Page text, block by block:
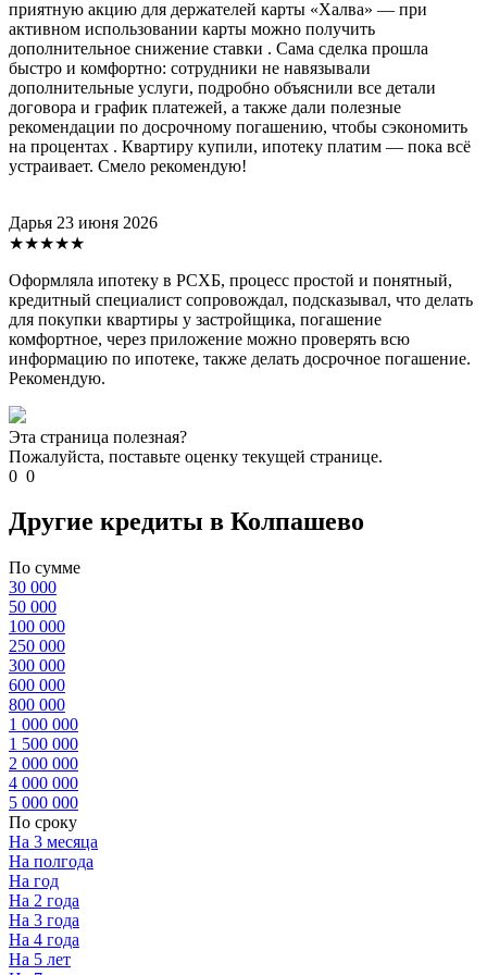
приятную акцию для держателей карты «Халва» — при
активном использовании карты можно получить
дополнительное снижение ставки . Сама сделка прошла
быстро и комфортно: сотрудники не навязывали
дополнительные услуги, подробно объяснили все детали
договора и график платежей, а также дали полезные
рекомендации по досрочному погашению, чтобы сэкономить
на процентах . Квартиру купили, ипотеку платим — пока всё
устраивает. Смело рекомендую!
Дарья 23 июня 2026
★★★★★
Оформляла ипотеку в РСХБ, процесс простой и понятный,
кредитный специалист сопровождал, подсказывал, что делать
для покупки квартиры у застройщика, погашение
комфортное, через приложение можно проверять всю
информацию по ипотеке, также делать досрочное погашение.
Рекомендую.
Эта страница полезная?
Пожалуйста, поставьте оценку текущей странице.
0 0
Другие кредиты в Колпашево
По сумме
30 000
50 000
100 000
250 000
300 000
600 000
800 000
1 000 000
1 500 000
2 000 000
4 000 000
5 000 000
По сроку
На 3 месяца
На полгода
На год
На 2 года
На 3 года
На 4 года
На 5 лет